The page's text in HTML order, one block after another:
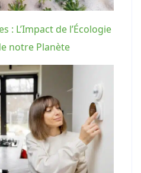
: L’Impact de l’Écologie
notre Planète